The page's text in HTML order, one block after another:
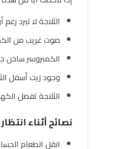
الثلاجة لا تبرد
صوت غريب من
الكمبروسر ساخن
وجود زيت أسفل
الثلاجة تفصل
نصائح أثناء
انقل الطعام